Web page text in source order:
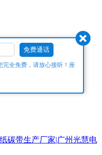
碳带生产厂家|广州光慧电
完全免费，请放心接听！座